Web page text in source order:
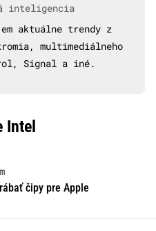
inteligencia
aktuálne trendy z
multimediálneho
Signal a iné.
Intel
čipy pre Apple